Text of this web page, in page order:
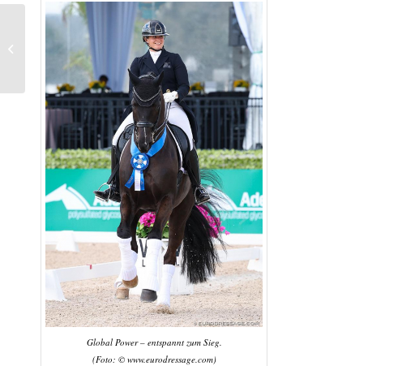
Global Power – entspannt zum Sieg.
(Foto: © www.eurodressage.com)
“Rückwärtsrichten gehört
bei mir täglich zum
Programm”